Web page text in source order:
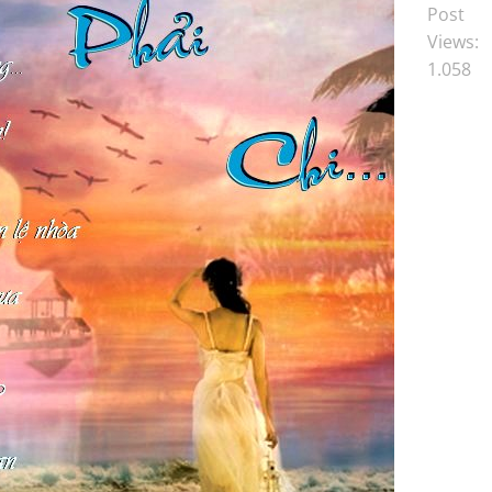
Post
Views:
1.058